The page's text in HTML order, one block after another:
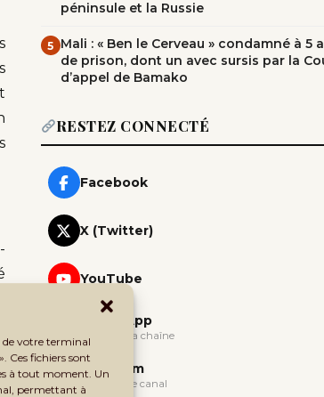
de votre terminal
Ces fichiers sont
à tout moment. Un
permettant à
péninsule et la Russie
5 Mali : « Ben le Cerveau » condamné à 5
de prison, dont un avec sursis par la
d’appel de Bamako
RESTEZ CONNECTÉ
Facebook
X (Twitter)
YouTube
WhatsApp
Rejoindre la chaîne
Telegram
Rejoindre le canal